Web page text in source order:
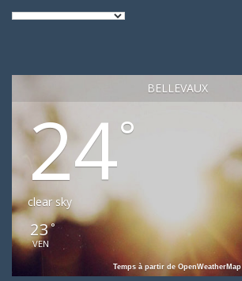
BELLEVAUX
24°
clear sky
23°
VEN
Temps à partir de OpenWeatherMap